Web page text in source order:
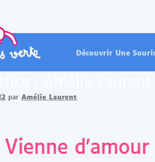
Découvrir Une
par Amélie Laurent